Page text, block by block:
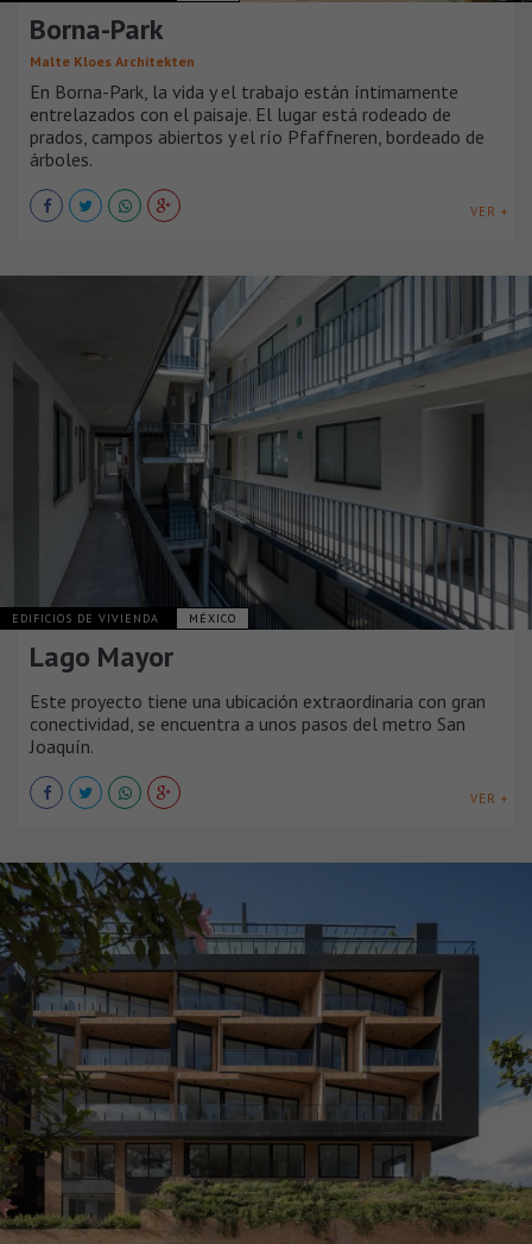
Borna-Park
Malte Kloes Architekten
En Borna-Park, la vida y el trabajo están íntimamente
entrelazados con el paisaje. El lugar está rodeado de
prados, campos abiertos y el río Pfaffneren, bordeado de
árboles.
VER +
EDIFICIOS DE VIVIENDA MÉXICO
Lago Mayor
Este proyecto tiene una ubicación extraordinaria con gran
conectividad, se encuentra a unos pasos del metro San
Joaquín.
VER +